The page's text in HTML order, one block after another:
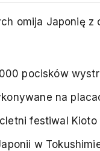
omija Japonię z
pocisków
na
festiwal Kioto
w